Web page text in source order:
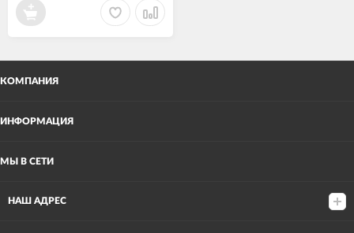
КОМПАНИЯ
ИНФОРМАЦИЯ
МЫ В СЕТИ
НАШ АДРЕС